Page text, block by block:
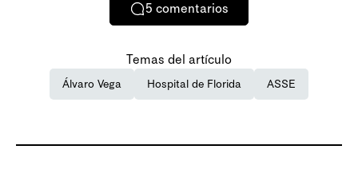
5 comentarios
Temas del artículo
Álvaro Vega Hospital de Florida ASSE